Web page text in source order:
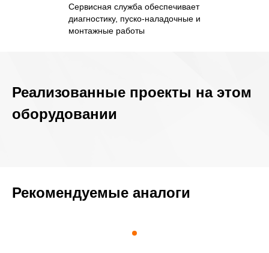
Сервисная служба обеспечивает
диагностику, пуско-наладочные и
монтажные работы
Реализованные проекты на этом
оборудовании
Рекомендуемые аналоги